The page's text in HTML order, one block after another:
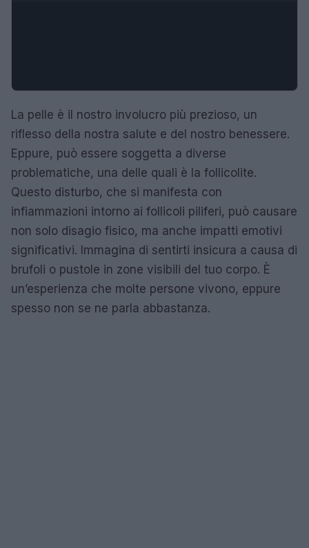
La pelle è il nostro involucro più prezioso, un
riflesso della nostra salute e del nostro benessere.
Eppure, può essere soggetta a diverse
problematiche, una delle quali è la follicolite.
Questo disturbo, che si manifesta con
infiammazioni intorno ai follicoli piliferi, può causare
non solo disagio fisico, ma anche impatti emotivi
significativi. Immagina di sentirti insicura a causa di
brufoli o pustole in zone visibili del tuo corpo. È
un’esperienza che molte persone vivono, eppure
spesso non se ne parla abbastanza.